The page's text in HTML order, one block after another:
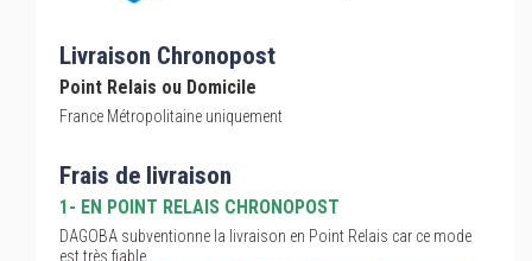
Livraison Chronopost
Point Relais ou Domicile
France Métropolitaine uniquement
Frais de livraison
1- EN POINT RELAIS CHRONOPOST
DAGOBA subventionne la livraison en Point Relais car ce mode
est très fiable.